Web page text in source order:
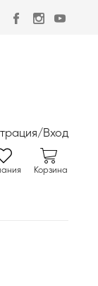
/Вход
Корзина